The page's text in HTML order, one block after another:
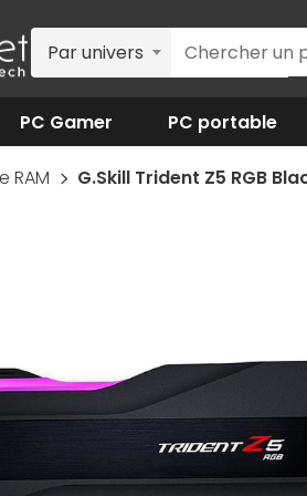
Par univers
PC Gamer PC portable
RAM G.Skill Trident Z5 RGB